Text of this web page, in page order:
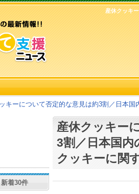
産休クッキ
キーについて否定的な意見は約3割／日本
着30件
産休クッキー
3割／日本国内
クッキーに関